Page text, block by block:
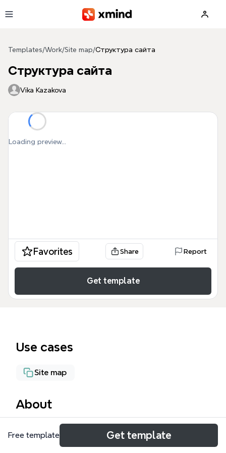
Templates/Work/Site map/Структура сайта
Структура сайта
Vika Kazakova
Loading preview...
Favorites Share Report
Get template
Use cases
Site map
About
Шаблон Структура сайта в Xmind представляет
собой комплексную схему проектирования
Free template Get template